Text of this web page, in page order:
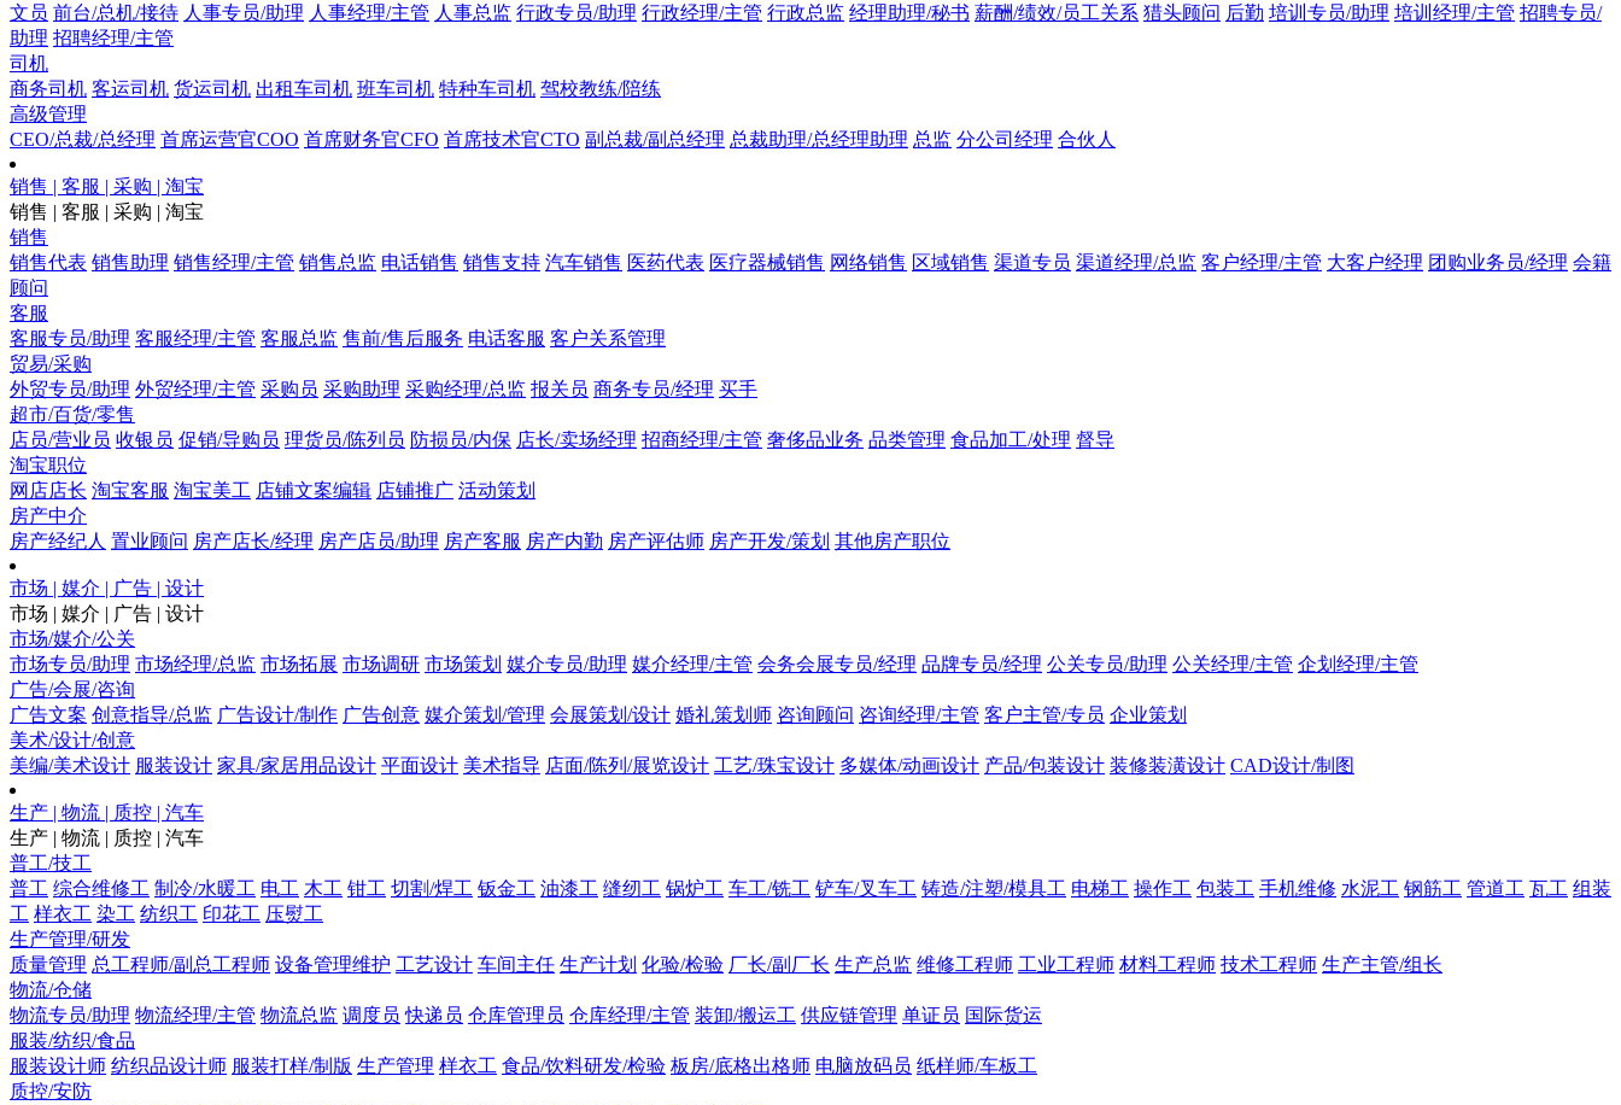
文员 前台/总机/接待 人事专员/助理 人事经理/主管 人事总监 行政专员/助理 行政经理/主管 行政总监 经理助理/秘书 薪酬/绩效/员工关系 猎头顾问 后勤 培训专员/助理 培训经理/主管 招聘专员/
助理 招聘经理/主管
司机
商务司机 客运司机 货运司机 出租车司机 班车司机 特种车司机 驾校教练/陪练
高级管理
CEO/总裁/总经理 首席运营官COO 首席财务官CFO 首席技术官CTO 副总裁/副总经理 总裁助理/总经理助理 总监 分公司经理 合伙人
销售 | 客服 | 采购 | 淘宝
销售 | 客服 | 采购 | 淘宝
销售
销售代表 销售助理 销售经理/主管 销售总监 电话销售 销售支持 汽车销售 医药代表 医疗器械销售 网络销售 区域销售 渠道专员 渠道经理/总监 客户经理/主管 大客户经理 团购业务员/经理 会籍
顾问
客服
客服专员/助理 客服经理/主管 客服总监 售前/售后服务 电话客服 客户关系管理
贸易/采购
外贸专员/助理 外贸经理/主管 采购员 采购助理 采购经理/总监 报关员 商务专员/经理 买手
超市/百货/零售
店员/营业员 收银员 促销/导购员 理货员/陈列员 防损员/内保 店长/卖场经理 招商经理/主管 奢侈品业务 品类管理 食品加工/处理 督导
淘宝职位
网店店长 淘宝客服 淘宝美工 店铺文案编辑 店铺推广 活动策划
房产中介
房产经纪人 置业顾问 房产店长/经理 房产店员/助理 房产客服 房产内勤 房产评估师 房产开发/策划 其他房产职位
市场 | 媒介 | 广告 | 设计
市场 | 媒介 | 广告 | 设计
市场/媒介/公关
市场专员/助理 市场经理/总监 市场拓展 市场调研 市场策划 媒介专员/助理 媒介经理/主管 会务会展专员/经理 品牌专员/经理 公关专员/助理 公关经理/主管 企划经理/主管
广告/会展/咨询
广告文案 创意指导/总监 广告设计/制作 广告创意 媒介策划/管理 会展策划/设计 婚礼策划师 咨询顾问 咨询经理/主管 客户主管/专员 企业策划
美术/设计/创意
美编/美术设计 服装设计 家具/家居用品设计 平面设计 美术指导 店面/陈列/展览设计 工艺/珠宝设计 多媒体/动画设计 产品/包装设计 装修装潢设计 CAD设计/制图
生产 | 物流 | 质控 | 汽车
生产 | 物流 | 质控 | 汽车
普工/技工
普工 综合维修工 制冷/水暖工 电工 木工 钳工 切割/焊工 钣金工 油漆工 缝纫工 锅炉工 车工/铣工 铲车/叉车工 铸造/注塑/模具工 电梯工 操作工 包装工 手机维修 水泥工 钢筋工 管道工 瓦工 组装
工 样衣工 染工 纺织工 印花工 压熨工
生产管理/研发
质量管理 总工程师/副总工程师 设备管理维护 工艺设计 车间主任 生产计划 化验/检验 厂长/副厂长 生产总监 维修工程师 工业工程师 材料工程师 技术工程师 生产主管/组长
物流/仓储
物流专员/助理 物流经理/主管 物流总监 调度员 快递员 仓库管理员 仓库经理/主管 装卸/搬运工 供应链管理 单证员 国际货运
服装/纺织/食品
服装设计师 纺织品设计师 服装打样/制版 生产管理 样衣工 食品/饮料研发/检验 板房/底格出格师 电脑放码员 纸样师/车板工
质控/安防